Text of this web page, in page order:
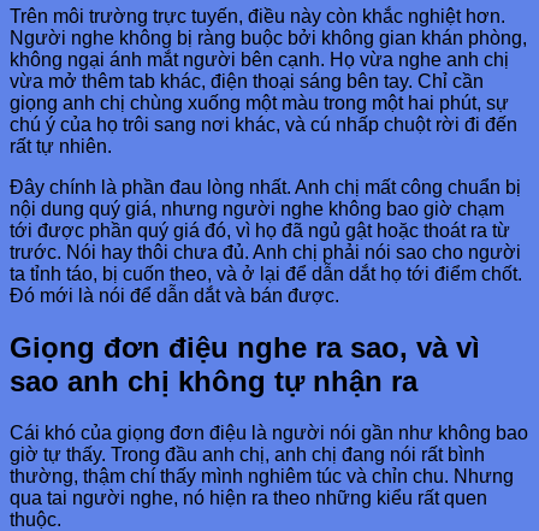
Trên môi trường trực tuyến, điều này còn khắc nghiệt hơn.
Người nghe không bị ràng buộc bởi không gian khán phòng,
không ngại ánh mắt người bên cạnh. Họ vừa nghe anh chị
vừa mở thêm tab khác, điện thoại sáng bên tay. Chỉ cần
giọng anh chị chùng xuống một màu trong một hai phút, sự
chú ý của họ trôi sang nơi khác, và cú nhấp chuột rời đi đến
rất tự nhiên.
Đây chính là phần đau lòng nhất. Anh chị mất công chuẩn bị
nội dung quý giá, nhưng người nghe không bao giờ chạm
tới được phần quý giá đó, vì họ đã ngủ gật hoặc thoát ra từ
trước. Nói hay thôi chưa đủ. Anh chị phải nói sao cho người
ta tỉnh táo, bị cuốn theo, và ở lại để dẫn dắt họ tới điểm chốt.
Đó mới là nói để dẫn dắt và bán được.
Giọng đơn điệu nghe ra sao, và vì
sao anh chị không tự nhận ra
Cái khó của giọng đơn điệu là người nói gần như không bao
giờ tự thấy. Trong đầu anh chị, anh chị đang nói rất bình
thường, thậm chí thấy mình nghiêm túc và chỉn chu. Nhưng
qua tai người nghe, nó hiện ra theo những kiểu rất quen
thuộc.